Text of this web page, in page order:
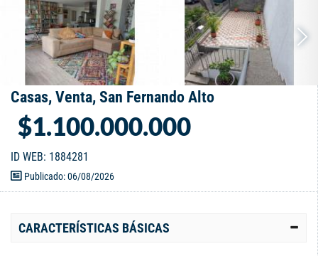
Casas, Venta, San Fernando Alto
$1.100.000.000
ID WEB: 1884281
Publicado: 06/08/2026
CARACTERÍSTICAS BÁSICAS